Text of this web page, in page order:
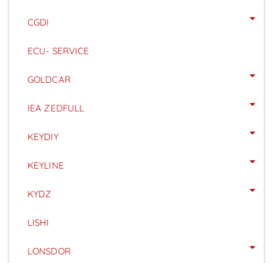
CGDI
ECU- SERVICE
GOLDCAR
IEA ZEDFULL
KEYDIY
KEYLINE
KYDZ
LISHI
LONSDOR